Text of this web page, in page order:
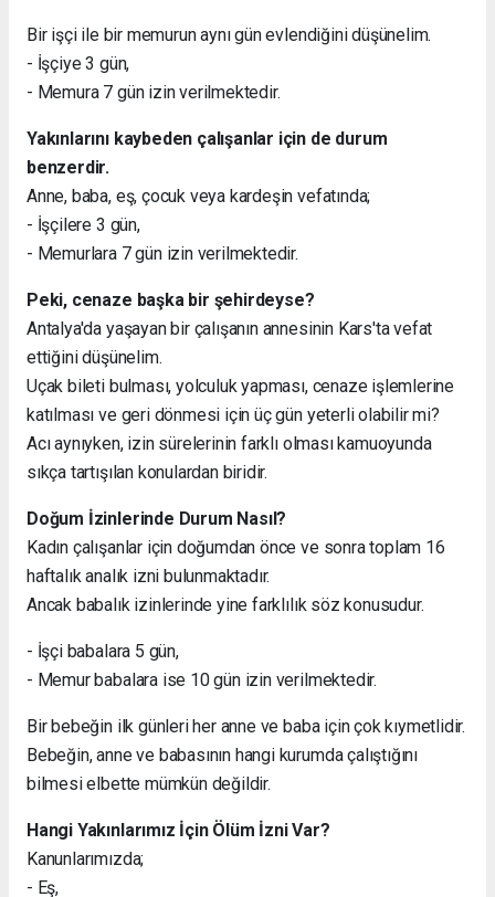
Bir işçi ile bir memurun aynı gün evlendiğini düşünelim.
- İşçiye 3 gün,
- Memura 7 gün izin verilmektedir.
Yakınlarını kaybeden çalışanlar için de durum
benzerdir.
Anne, baba, eş, çocuk veya kardeşin vefatında;
- İşçilere 3 gün,
- Memurlara 7 gün izin verilmektedir.
Peki, cenaze başka bir şehirdeyse?
Antalya'da yaşayan bir çalışanın annesinin Kars'ta vefat
ettiğini düşünelim.
Uçak bileti bulması, yolculuk yapması, cenaze işlemlerine
katılması ve geri dönmesi için üç gün yeterli olabilir mi?
Acı aynıyken, izin sürelerinin farklı olması kamuoyunda
sıkça tartışılan konulardan biridir.
Doğum İzinlerinde Durum Nasıl?
Kadın çalışanlar için doğumdan önce ve sonra toplam 16
haftalık analık izni bulunmaktadır.
Ancak babalık izinlerinde yine farklılık söz konusudur.
- İşçi babalara 5 gün,
- Memur babalara ise 10 gün izin verilmektedir.
Bir bebeğin ilk günleri her anne ve baba için çok kıymetlidir.
Bebeğin, anne ve babasının hangi kurumda çalıştığını
bilmesi elbette mümkün değildir.
Hangi Yakınlarımız İçin Ölüm İzni Var?
Kanunlarımızda;
- Eş,